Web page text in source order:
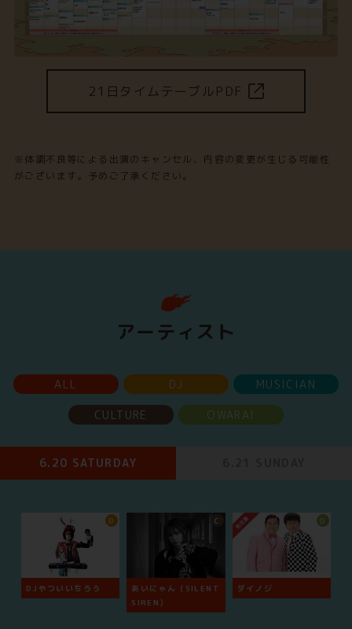
21日タイムテーブルPDF
※体調不良等による出演のキャンセル、内容の変更が生じる可能性
がございます。予めご了承ください。
アーティスト
ALL DJ MUSICIAN
CULTURE OWARAI
6.20 SATURDAY
DJやついいちろう
D
あいにゃん（SILENT
SIREN）
C
ダイノジ
O